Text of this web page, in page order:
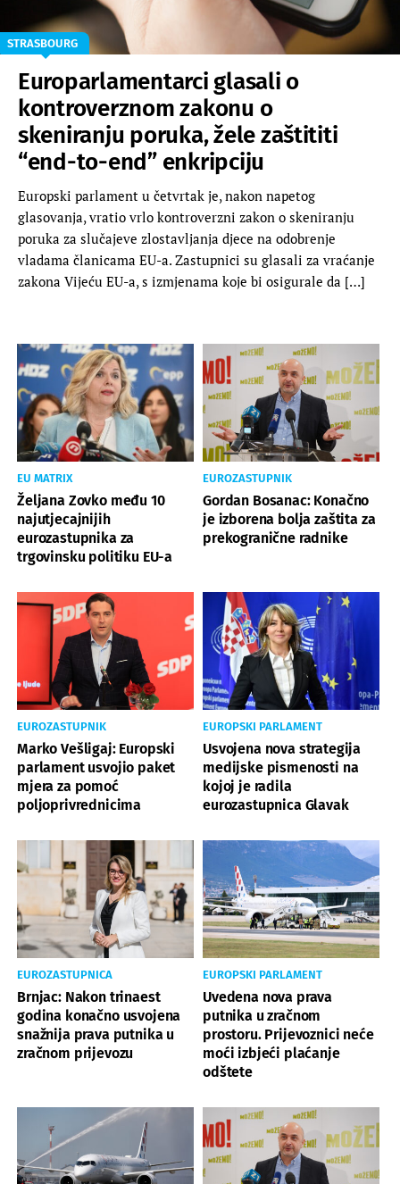
STRASBOURG
Europarlamentarci glasali o
kontroverznom zakonu o
skeniranju poruka, žele zaštititi
“end-to-end” enkripciju
Europski parlament u četvrtak je, nakon napetog
glasovanja, vratio vrlo kontroverzni zakon o skeniranju
poruka za slučajeve zlostavljanja djece na odobrenje
vladama članicama EU-a. Zastupnici su glasali za vraćanje
zakona Vijeću EU-a, s izmjenama koje bi osigurale da […]
EU MATRIX
Željana Zovko među 10
najutjecajnijih
eurozastupnika za
trgovinsku politiku EU-a
EUROZASTUPNIK
Gordan Bosanac: Konačno
je izborena bolja zaštita za
prekogranične radnike
EUROZASTUPNIK
Marko Vešligaj: Europski
parlament usvojio paket
mjera za pomoć
poljoprivrednicima
EUROPSKI PARLAMENT
Usvojena nova strategija
medijske pismenosti na
kojoj je radila
eurozastupnica Glavak
EUROZASTUPNICA
Brnjac: Nakon trinaest
godina konačno usvojena
snažnija prava putnika u
zračnom prijevozu
EUROPSKI PARLAMENT
Uvedena nova prava
putnika u zračnom
prostoru. Prijevoznici neće
moći izbjeći plaćanje
odštete